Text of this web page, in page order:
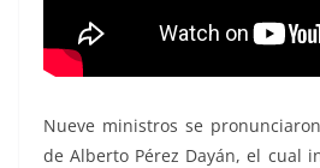
Nueve ministros se
de Alberto Pérez Dayán, el cual